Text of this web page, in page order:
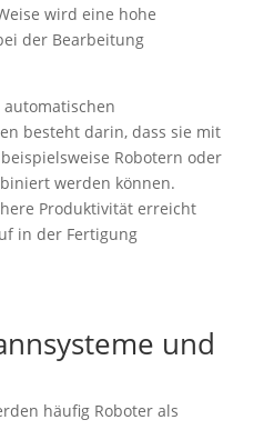
wird eine hohe
der Bearbeitung
besteht darin, dass sie mit
Robotern oder
werden können.
Produktivität erreicht
in der Fertigung
und
häufig Roboter als